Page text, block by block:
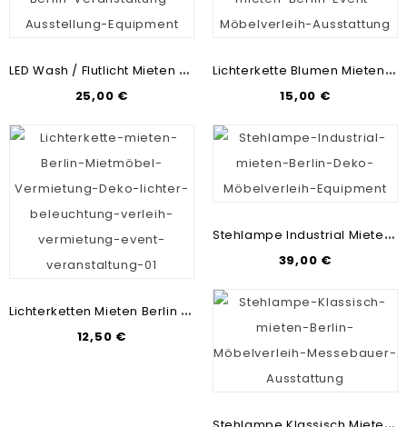
L
ED Wash / Flutlicht Mieten Berlin | UV Licht-Verleih | Party-Lichter-Vermietung
25,00 €
L
Ichterkette Blumen Mieten Berlin | Blumen-Lichterketten-Verleih | Messebau & Mietmöbel
15,00 €
L
Ichterketten Mieten Berlin | Glühbirnen-Kette & Deko Leihen | Mietmöbel & Messebau
12,50 €
S
Tehlampe Industrial Mieten Berlin | Stehleuchten-Vermietung | Messebau & Mietmöbel
39,00 €